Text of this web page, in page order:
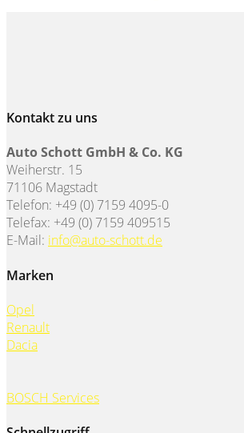
Kontakt zu uns
Auto Schott GmbH & Co. KG
Weiherstr. 15
71106 Magstadt
Telefon: +49 (0) 7159 4095-0
Telefax: +49 (0) 7159 409515
E-Mail: info@auto-schott.de
Marken
Opel
Renault
Dacia
BOSCH Services